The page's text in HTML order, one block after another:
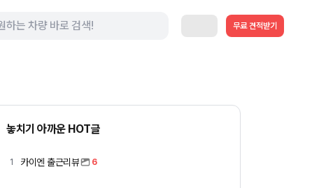
무료 견적받기
놓치기 아까운 HOT글
1 카이엔 출근리뷰 6